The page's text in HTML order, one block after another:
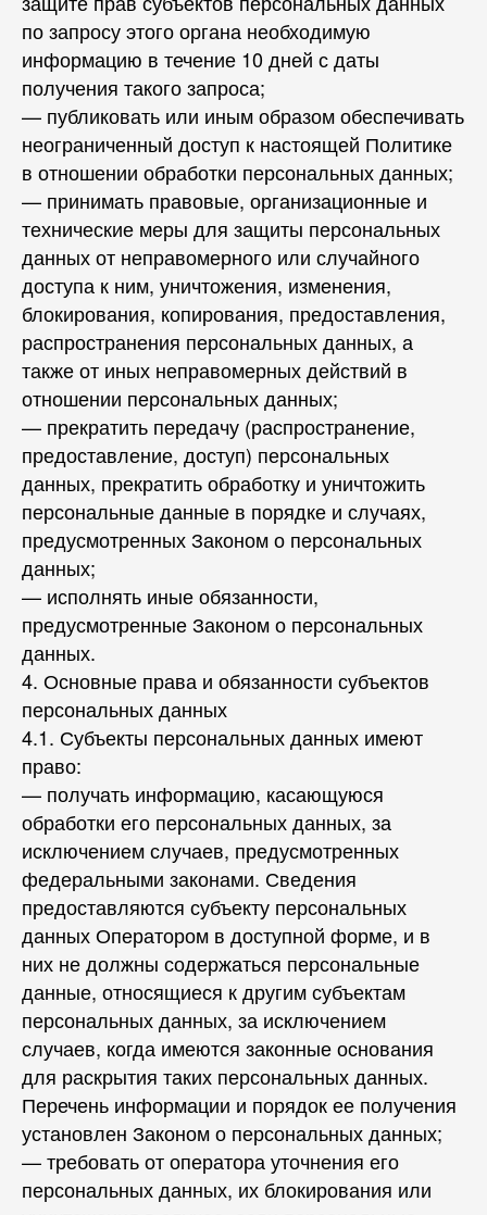
по запросу этого органа необходимую
информацию в течение 10 дней с даты
получения такого запроса;
— публиковать или иным образом обеспечивать
неограниченный доступ к настоящей Политике
в отношении обработки персональных данных;
— принимать правовые, организационные и
технические меры для защиты персональных
данных от неправомерного или случайного
доступа к ним, уничтожения, изменения,
блокирования, копирования, предоставления,
распространения персональных данных, а
также от иных неправомерных действий в
отношении персональных данных;
— прекратить передачу (распространение,
предоставление, доступ) персональных
данных, прекратить обработку и уничтожить
персональные данные в порядке и случаях,
предусмотренных Законом о персональных
данных;
— исполнять иные обязанности,
предусмотренные Законом о персональных
данных.
4. Основные права и обязанности субъектов
персональных данных
4.1. Субъекты персональных данных имеют
право:
— получать информацию, касающуюся
обработки его персональных данных, за
исключением случаев, предусмотренных
федеральными законами. Сведения
предоставляются субъекту персональных
данных Оператором в доступной форме, и в
них не должны содержаться персональные
данные, относящиеся к другим субъектам
персональных данных, за исключением
случаев, когда имеются законные основания
для раскрытия таких персональных данных.
Перечень информации и порядок ее получения
установлен Законом о персональных данных;
— требовать от оператора уточнения его
персональных данных, их блокирования или